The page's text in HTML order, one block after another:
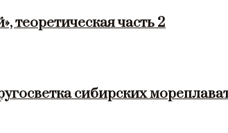
теоретическая часть 2
сибирских